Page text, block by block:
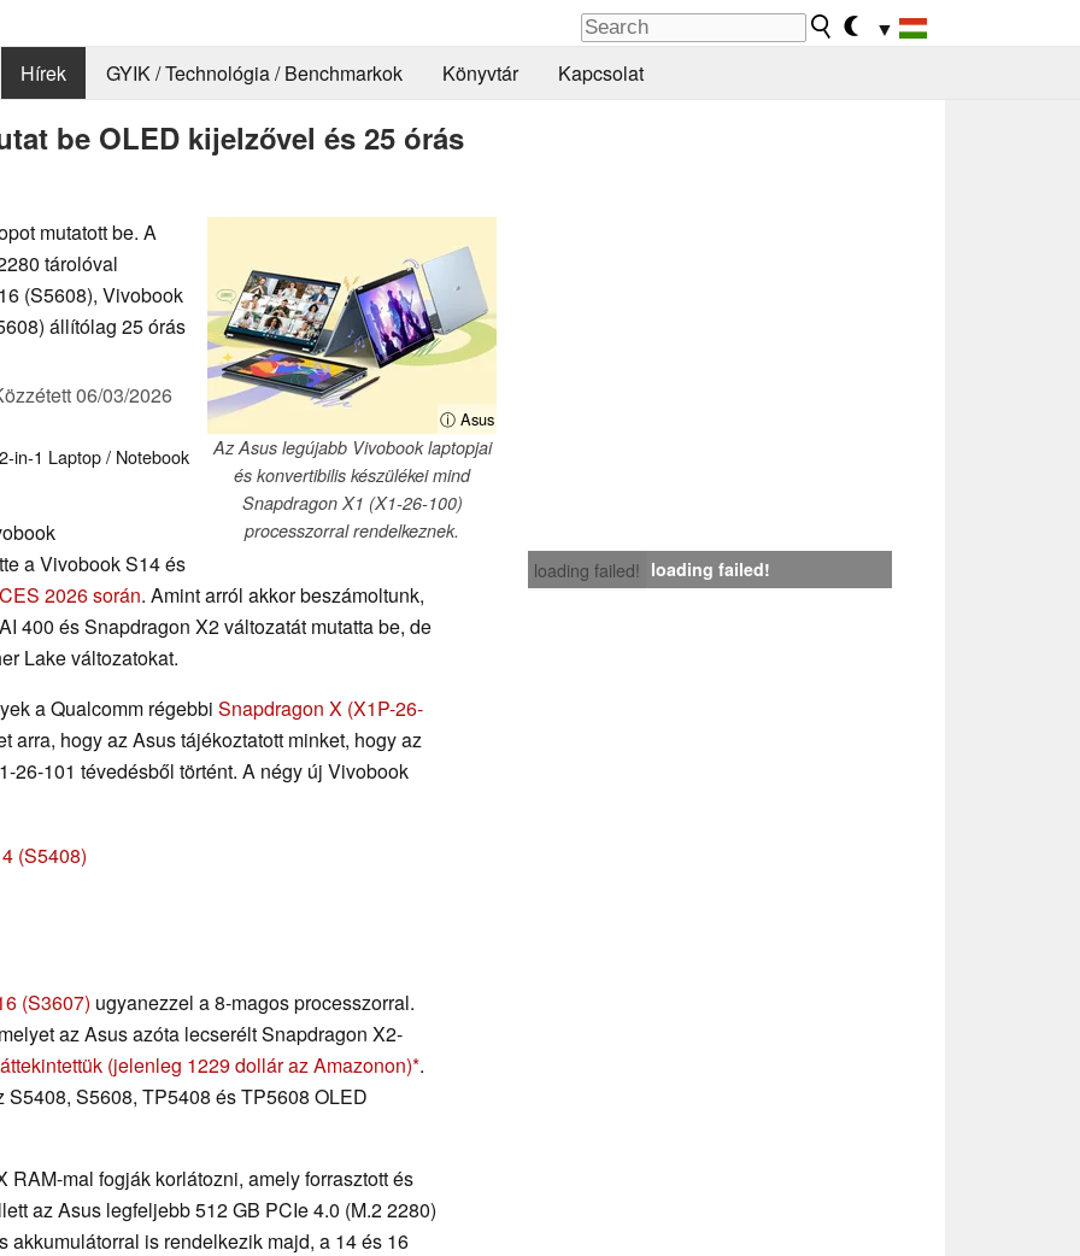
▼
Hírek
GYIK / Technológia / Benchmarkok Könyvtár Kapcsolat
be OLED kijelzővel és 25 órás
ⓘ Asus
Az Asus legújabb Vivobook laptopjai
és konvertibilis készülékei mind
Snapdragon X1 (X1-26-100)
processzorral rendelkeznek.
mutatott be. A
tárolóval
(S5608), Vivobook
állítólag 25 órás
06/03/2026
in-1 Laptop / Notebook
loading failed! loading failed!
a Vivobook S14 és
2026 során. Amint arról akkor beszámoltunk,
400 és Snapdragon X2 változatát mutatta be, de
Lake változatokat.
a Qualcomm régebbi Snapdragon X (X1P-26-
hogy az Asus tájékoztatott minket, hogy az
26-101 tévedésből történt. A négy új Vivobook
(S5408)
(S3607) ugyanezzel a 8-magos processzorral.
az Asus azóta lecserélt Snapdragon X2-
(jelenleg 1229 dollár az Amazonon) .
S5608, TP5408 és TP5608 OLED
mal fogják korlátozni, amely forrasztott és
az Asus legfeljebb 512 GB PCIe 4.0 (M.2 2280)
akkumulátorral is rendelkezik majd, a 14 és 16